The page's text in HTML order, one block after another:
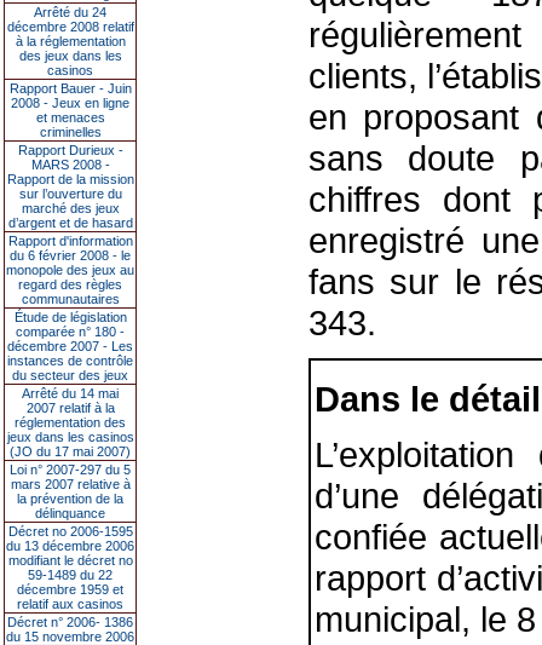
Arrêté du 24
décembre 2008 relatif
à la réglementation
des jeux dans les
casinos
Rapport Bauer - Juin
2008 - Jeux en ligne
et menaces
criminelles
Rapport Durieux -
MARS 2008 -
Rapport de la mission
sur l’ouverture du
marché des jeux
d’argent et de hasard
Rapport d'information
du 6 février 2008 - le
monopole des jeux au
regard des règles
communautaires
Étude de législation
comparée n° 180 -
décembre 2007 - Les
instances de contrôle
du secteur des jeux
Arrêté du 14 mai
2007 relatif à la
réglementation des
jeux dans les casinos
(JO du 17 mai 2007)
Loi n° 2007-297 du 5
mars 2007 relative à
la prévention de la
délinquance
Décret no 2006-1595
du 13 décembre 2006
modifiant le décret no
59-1489 du 22
décembre 1959 et
relatif aux casinos
Décret n° 2006- 1386
du 15 novembre 2006
clients,
en proposant
sans doute
chiffres
enregistré
fans sur le
343.
Dans le
d’une
confiée
rapport
municipal, le